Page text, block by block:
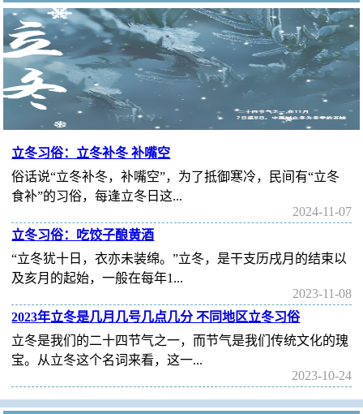
立冬习俗：立冬补冬 补嘴空
俗话说“立冬补冬，补嘴空”，为了抵御寒冷，民间有“立冬
食补”的习俗，每逢立冬日这...
2024-11-07
立冬习俗：吃饺子酿黄酒
“立冬犹十日，衣亦未装绵。”立冬，是干支历戌月的结束以
及亥月的起始，一般在每年1...
2023-11-08
2023年立冬是几月几号几点几分 不同地区立冬习俗
立冬是我们的二十四节气之一，而节气是我们传统文化的瑰
宝。从立冬这个名词来看，这一...
2023-10-24